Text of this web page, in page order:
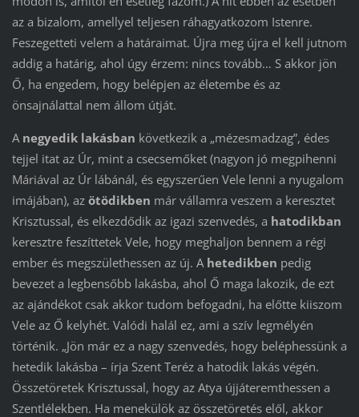
az a bizalom, amellyel teljesen ráhagyatkozom Istenre.
Feszegetteti velem a határaimat. Újra meg újra el kell jutnom
addig a határig, ahol úgy érzem: nincs tovább… S akkor jön
Ő, ha engedem, hogy belépjen az életembe és az
önsajnálattal nem állom útját.
A negyedik lakásban következik a „mézesmadzag”, édes
tejjel itat az Úr, mint a csecsemőket (nagyon jó megpihenni
Máriával az Úr lábánál, és egyszerűen Vele lenni a nyugalom
imájában), az ötödikben már vállamra veszem a keresztet
Krisztussal, és elkezdődik az igazi szenvedés, a hatodikban
keresztre feszíttetek Vele, hogy meghaljon bennem a régi
ember és megszülethessen az új. A hetedikben pedig
bevezet a legbensőbb lakásba, ahol Ő maga lakozik, de ezt
az ajándékot csak akkor tudom befogadni, ha előtte kiiszom
Vele az Ő kelyhét. Valódi halál ez, ami a szív legmélyén
történik. „Jön már ez a nagy szenvedés, hogy beléphessünk a
hetedik lakásba – írja Szent Teréz a hatodik lakás végén.
Összetöretek Krisztussal, hogy az Atya újjáteremthessen a
Szentlélekben. Ha menekülök az összetöretés elől, akkor